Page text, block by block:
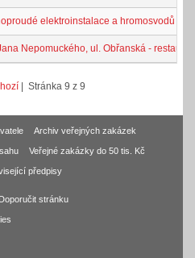
elektroinstalace a hromosvodů na
Nepomuckého, ul. Obřanská -
| Stránka 9 z 9
Archiv veřejných zakázek
Veřejné zakázky do 50 tis. Kč
předpisy
Doporučit stránku